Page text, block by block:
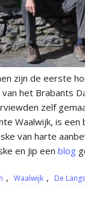
zijn de eerste
het Brabants
zelf
Waalwijk, is een
van harte
en Jip een blog
, Waalwijk , De